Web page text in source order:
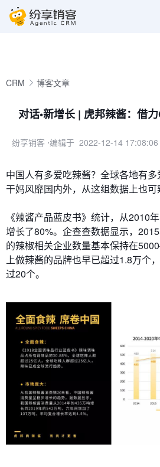
CRM 博客文章
对话•新增长 | 虎邦辣酱：借
纷享销客 ⋅编辑于 2022-12-14 17:08:06
中国人有多爱吃辣酱？全球各地有
干妈风靡国内外，从这组数据上也可
《辣酱产品蓝皮书》统计，从2010
增长了80%。企查查数据显示，
的辣椒相关企业数量基本保持在
上做辣酱的品牌也早已超过1.8万个
过20个。